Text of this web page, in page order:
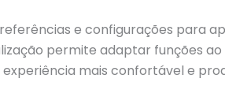
e configurações para
permite adaptar funções ao
mais confortável e